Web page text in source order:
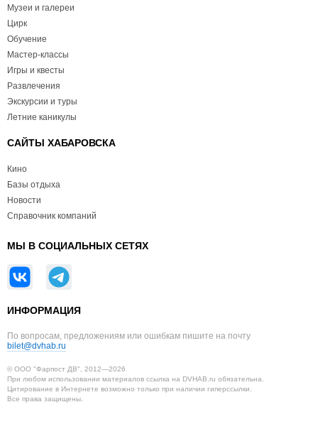
Музеи и галереи
Цирк
Обучение
Мастер-классы
Игры и квесты
Развлечения
Экскурсии и туры
Летние каникулы
САЙТЫ ХАБАРОВСКА
Кино
Базы отдыха
Новости
Справочник компаний
МЫ В СОЦИАЛЬНЫХ СЕТЯХ
ИНФОРМАЦИЯ
По вопросам, предложениям или ошибкам пишите на почту
bilet@dvhab.ru
© ООО "Фарпост ДВ", 2012—2026
При любом использовании материалов ссылка на DVHAB.ru обязательна.
Цитирование в Интернете возможно только при наличии гиперссылки.
Все права защищены.